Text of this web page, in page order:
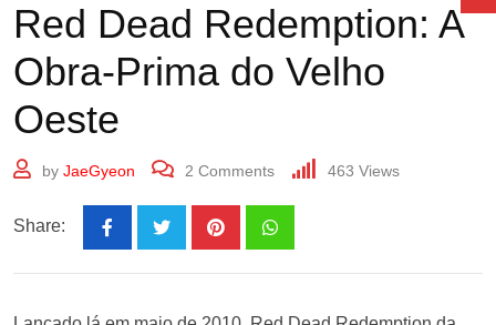
Red Dead Redemption: A
Obra-Prima do Velho
Oeste
by JaeGyeon 2 Comments 463 Views
Share: